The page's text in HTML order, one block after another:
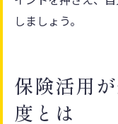
しましょう。
保険活用
度とは